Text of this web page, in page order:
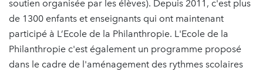
soutien organisée par les élèves). Depuis 2011, c'est plus
de 1300 enfants et enseignants qui ont maintenant
participé à L’Ecole de la Philanthropie. L'Ecole de la
Philanthropie c'est également un programme proposé
dans le cadre de l'aménagement des rythmes scolaires